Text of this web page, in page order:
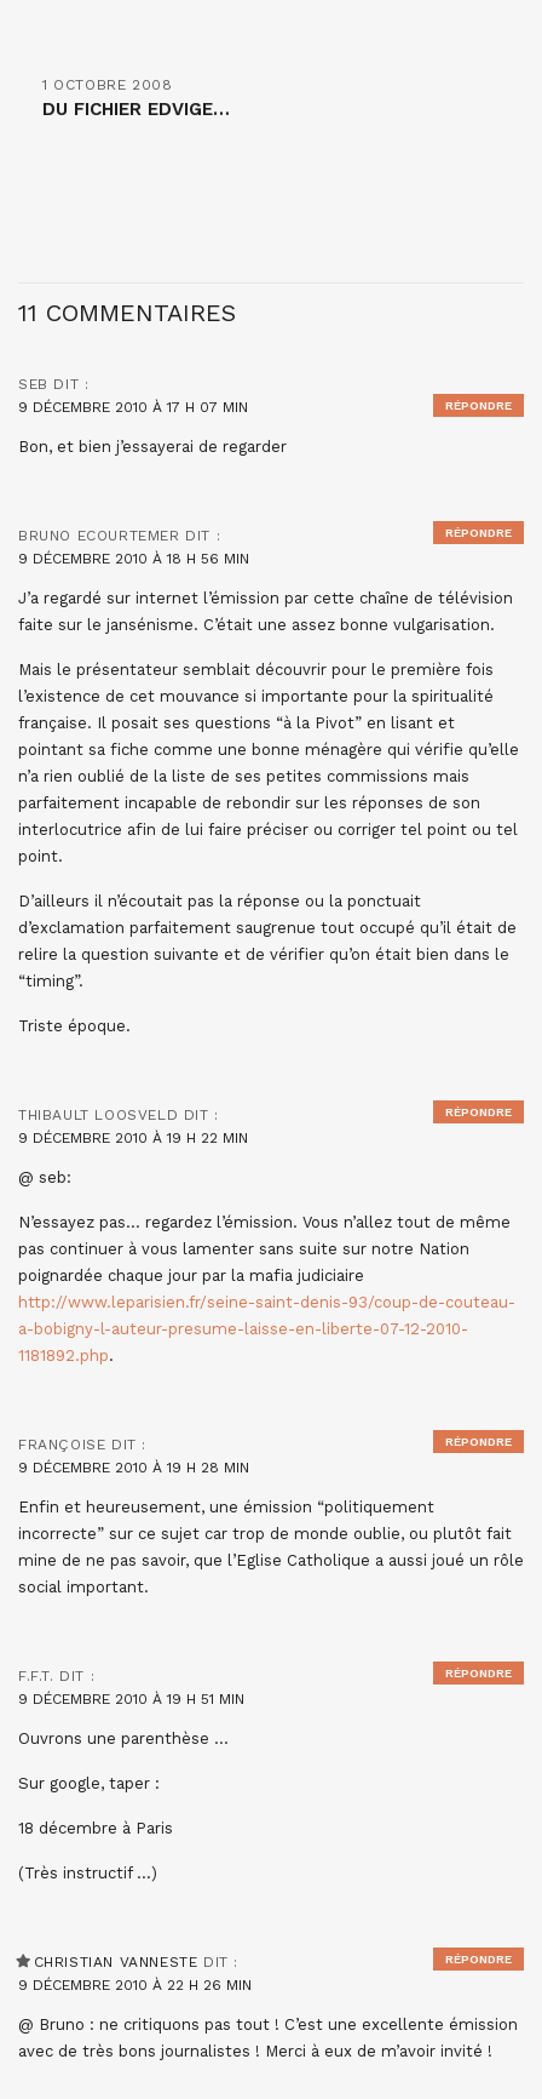
1 OCTOBRE 2008
DU FICHIER EDVIGE…
11 COMMENTAIRES
SEB DIT :
9 DÉCEMBRE 2010 À 17 H 07 MIN
Bon, et bien j’essayerai de regarder
RÉPONDRE
BRUNO ECOURTEMER DIT :
9 DÉCEMBRE 2010 À 18 H 56 MIN
J’a regardé sur internet l’émission par cette chaîne de télévision
faite sur le jansénisme. C’était une assez bonne vulgarisation.
Mais le présentateur semblait découvrir pour le première fois
l’existence de cet mouvance si importante pour la spiritualité
française. Il posait ses questions “à la Pivot” en lisant et
pointant sa fiche comme une bonne ménagère qui vérifie qu’elle
n’a rien oublié de la liste de ses petites commissions mais
parfaitement incapable de rebondir sur les réponses de son
interlocutrice afin de lui faire préciser ou corriger tel point ou tel
point.
D’ailleurs il n’écoutait pas la réponse ou la ponctuait
d’exclamation parfaitement saugrenue tout occupé qu’il était de
relire la question suivante et de vérifier qu’on était bien dans le
“timing”.
Triste époque.
RÉPONDRE
THIBAULT LOOSVELD DIT :
9 DÉCEMBRE 2010 À 19 H 22 MIN
@ seb:
N’essayez pas… regardez l’émission. Vous n’allez tout de même
pas continuer à vous lamenter sans suite sur notre Nation
poignardée chaque jour par la mafia judiciaire
http://www.leparisien.fr/seine-saint-denis-93/coup-de-couteau-
a-bobigny-l-auteur-presume-laisse-en-liberte-07-12-2010-
1181892.php.
RÉPONDRE
FRANÇOISE DIT :
9 DÉCEMBRE 2010 À 19 H 28 MIN
Enfin et heureusement, une émission “politiquement
incorrecte” sur ce sujet car trop de monde oublie, ou plutôt fait
mine de ne pas savoir, que l’Eglise Catholique a aussi joué un rôle
social important.
RÉPONDRE
F.F.T. DIT :
9 DÉCEMBRE 2010 À 19 H 51 MIN
Ouvrons une parenthèse …
Sur google, taper :
18 décembre à Paris
(Très instructif …)
RÉPONDRE
CHRISTIAN VANNESTE DIT :
9 DÉCEMBRE 2010 À 22 H 26 MIN
@ Bruno : ne critiquons pas tout ! C’est une excellente émission
avec de très bons journalistes ! Merci à eux de m’avoir invité !
RÉPONDRE